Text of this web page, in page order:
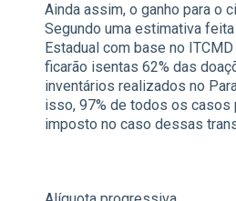
Ainda assim, o ganho para o
Segundo uma estimativa
Estadual com base no
ficarão isentas 62% das
inventários realizados no
isso, 97% de todos os casos
imposto no caso dessas